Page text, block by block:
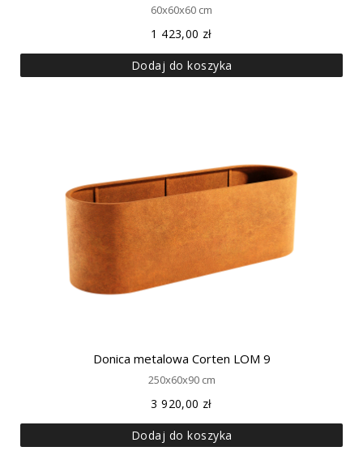
60x60x60 cm
1 423,00 zł
Dodaj do koszyka
Donica metalowa Corten LOM 9
250x60x90 cm
3 920,00 zł
Dodaj do koszyka